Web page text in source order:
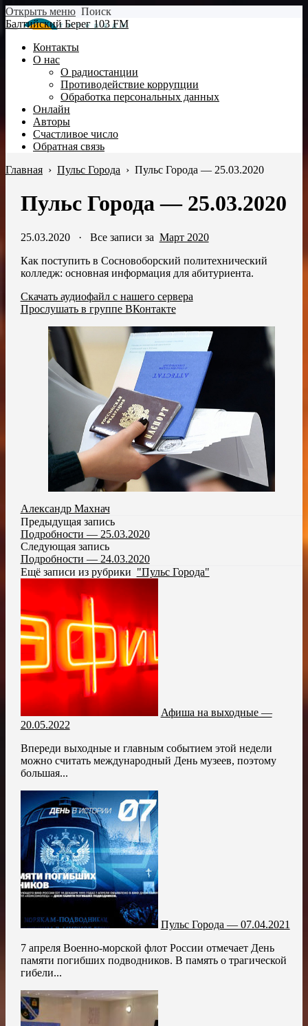
Открыть меню Поиск
Балтийский Берег 103 FM
Контакты
О нас
О радиостанции
Противодействие коррупции
Обработка персональных данных
Онлайн
Авторы
Счастливое число
Обратная связь
Главная › Пульс Города › Пульс Города — 25.03.2020
Пульс Города — 25.03.2020
25.03.2020· Все записи за Март 2020
Как поступить в Сосновоборский политехнический
колледж: основная информация для абитуриента.
Скачать аудиофайл с нашего сервера
Прослушать в группе ВКонтакте
Александр Махнач
Предыдущая запись
Подробности — 25.03.2020
Следующая запись
Подробности — 24.03.2020
Ещё записи из рубрики "Пульс Города"
Афиша на выходные —
20.05.2022
Впереди выходные и главным событием этой недели
можно считать международный День музеев, поэтому
большая...
Пульс Города — 07.04.2021
7 апреля Военно-морской флот России отмечает День
памяти погибших подводников. В память о трагической
гибели...